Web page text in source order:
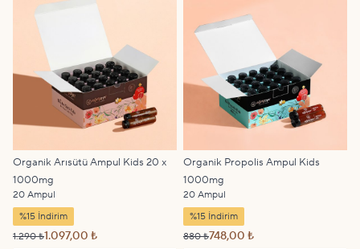
Organik Arısütü Ampul Kids 20 x
1000mg
20 Ampul
%15 İndirim
1.290 ₺1.097,00 ₺
Organik Propolis Ampul Kids
1000mg
20 Ampul
%15 İndirim
880 ₺748,00 ₺